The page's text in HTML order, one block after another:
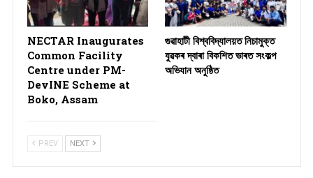
NECTAR Inaugurates
Common Facility
Centre under PM-
DevINE Scheme at
Boko, Assam
গুৱাহাটী বিশ্ববিদ্যালয়ত নিচামুক্ত
যুৱকৰ দ্বাৰা বিকশিত ভাৰত সংকল্প
অভিযান অনুষ্ঠিত
PREV NEXT